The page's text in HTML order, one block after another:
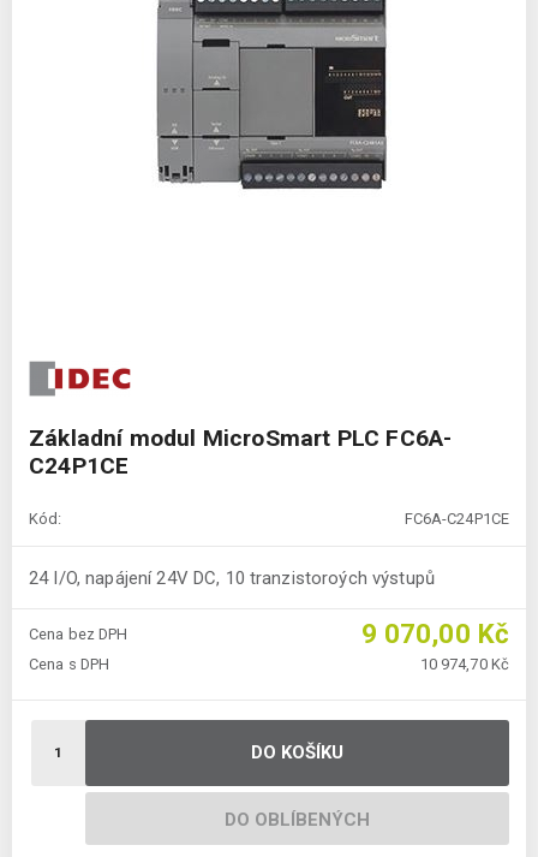
Základní modul MicroSmart PLC FC6A-
C24P1CE
Kód: FC6A-C24P1CE
24 I/O, napájení 24V DC, 10 tranzistoroých výstupů
Cena bez DPH 9 070,00 Kč
Cena s DPH 10 974,70 Kč
DO KOŠÍKU
DO OBLÍBENÝCH